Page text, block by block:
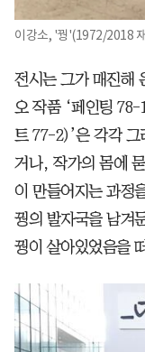
이강소, '꿩'(1972/2018
전시는 그가 매진해
오 작품 ‘페인팅
트 77-2)’은 각각 그
거나, 작가의 몸에
이 만들어지는 과정
꿩의 발자국을 남겨
꿩이 살아있었음을